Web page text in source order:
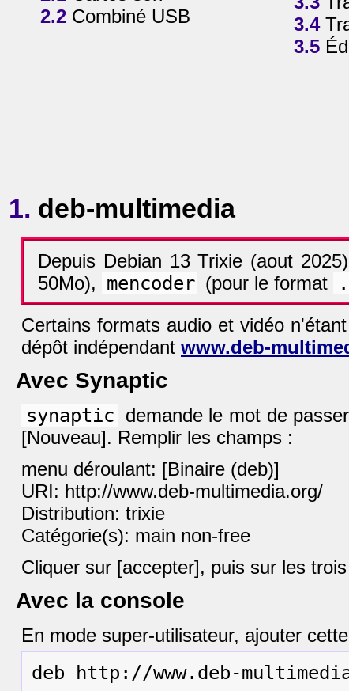
2.2 Combiné USB 3.4
3.5
1. deb-multimedia
Depuis Debian 13 Trixie (aout
50Mo), mencoder (pour le format
Certains formats audio et vidéo
dépôt indépendant www.deb-
Avec Synaptic
synaptic demande le mot de
[Nouveau]. Remplir les champs :
menu déroulant: [Binaire (deb)]
URI: http://www.deb-multimedia.org/
Distribution: trixie
Catégorie(s): main non-free
Cliquer sur [accepter], puis sur les
Avec la console
En mode super-utilisateur, ajouter